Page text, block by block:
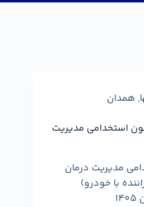
, همدان
استخدامی مدیریت
مدیریت درمان
با خودرو)